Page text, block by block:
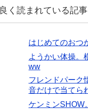
良く読まれている記事
はじめてのおつ
ようかい体操。
ww
フレンドパーク
音だけで当てら
ケンミンSHOW